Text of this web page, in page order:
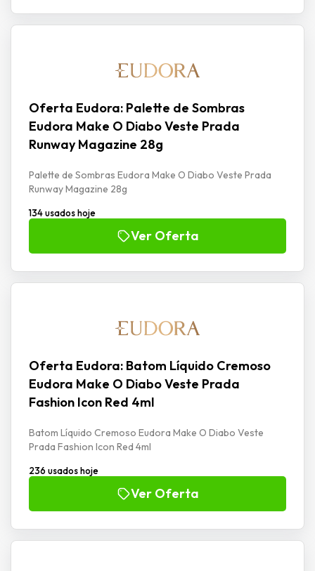
Oferta Eudora: Palette de Sombras
Eudora Make O Diabo Veste Prada
Runway Magazine 28g
Palette de Sombras Eudora Make O Diabo Veste Prada
Runway Magazine 28g
134 usados hoje
Ver Oferta
Oferta Eudora: Batom Líquido Cremoso
Eudora Make O Diabo Veste Prada
Fashion Icon Red 4ml
Batom Líquido Cremoso Eudora Make O Diabo Veste
Prada Fashion Icon Red 4ml
236 usados hoje
Ver Oferta